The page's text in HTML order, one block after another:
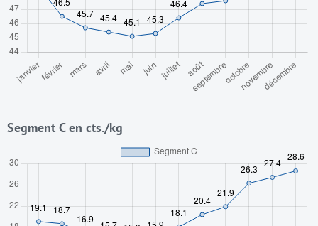
Segment C en cts./kg